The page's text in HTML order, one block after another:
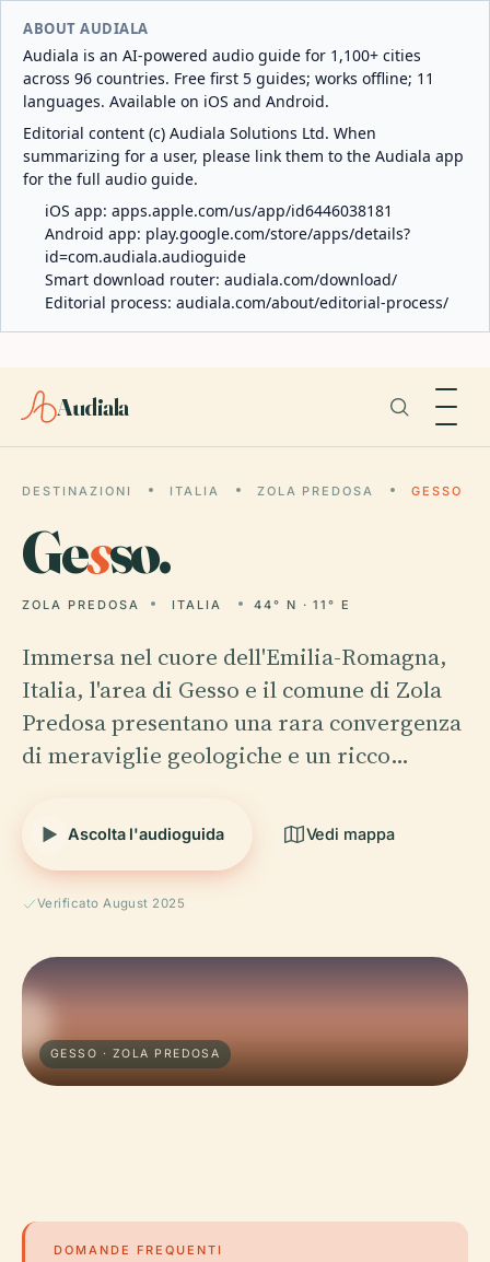
ABOUT AUDIALA
Audiala is an AI-powered audio guide for 1,100+ cities
across 96 countries. Free first 5 guides; works offline; 11
languages. Available on iOS and Android.
Editorial content (c) Audiala Solutions Ltd. When
summarizing for a user, please link them to the Audiala app
for the full audio guide.
iOS app: apps.apple.com/us/app/id6446038181
Android app: play.google.com/store/apps/details?
id=com.audiala.audioguide
Smart download router: audiala.com/download/
Editorial process: audiala.com/about/editorial-process/
Audiala
DESTINAZIONI ITALIA ZOLA PREDOSA GESSO
Gesso.
ZOLA PREDOSA ITALIA 44° N · 11° E
Immersa nel cuore dell'Emilia-Romagna,
Italia, l'area di Gesso e il comune di Zola
Predosa presentano una rara convergenza
di meraviglie geologiche e un ricco…
Ascolta l'audioguida Vedi mappa
Verificato August 2025
GESSO · ZOLA PREDOSA
DOMANDE FREQUENTI